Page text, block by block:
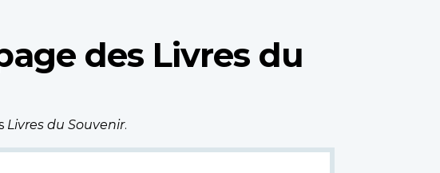
des Livres du
Livres du Souvenir.